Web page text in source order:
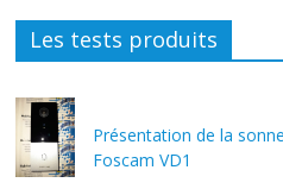
Les tests produits
Présentation de la
Foscam VD1